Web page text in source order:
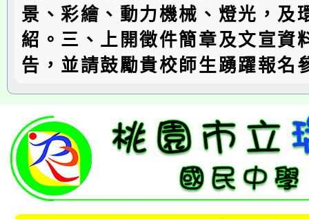
景、彩繪、動力機械、燈光，及
紹。三、上開徵件簡章及文宣資
告，並請鼓勵貴校師生踴躍報名